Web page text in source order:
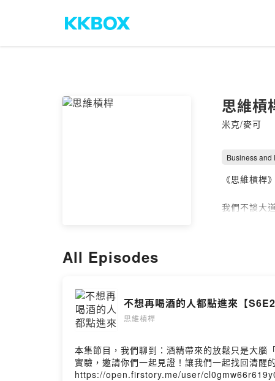
思維槓
米克/麥可
Business and
《思維槓桿
我們不談大
All Episodes
不想再喝酒的人都點進來【
思維槓桿
本集節目，我們聊到：酒精帶來的放鬆只是大腦
實驗，邀請你們一起見證！讓我們一起找回清醒
https://open.firstory.me/user/